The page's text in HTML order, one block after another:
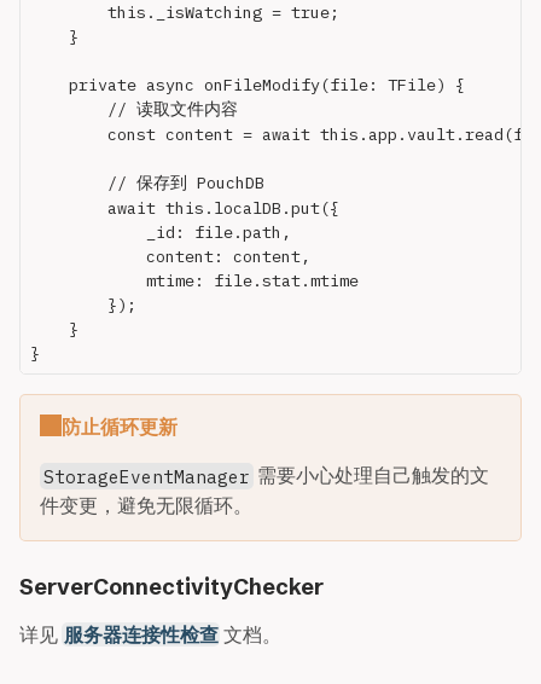
        this._isWatching = true;
    }
    private async onFileModify(file: TFile) {
        // 读取文件内容
const content = await
        // 保存到 PouchDB
        await this.localDB.put({
            _id: file.path,
            content: content,
            mtime: file.stat.mtime
        });
    }
防止循环更新
StorageEventManager 需要小心处理自己触发的文
件变更，避免无限循环。
ServerConnectivityChecker
详见 服务器连接性检查 文档。